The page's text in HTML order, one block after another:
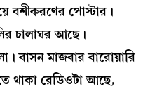
বশীকরণের পোস্টার।
চালাঘর আছে।
বাসন মাজবার বারোয়ারি
থাকা রেডিওটা আছে,